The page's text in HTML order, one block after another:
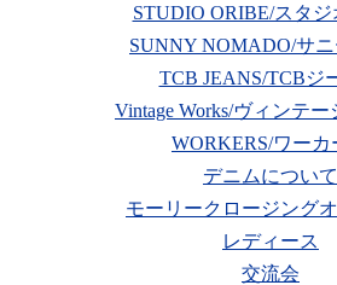
STUDIO ORIBE/スタ
SUNNY NOMADO/サ
TCB JEANS/TCBジ
Vintage Works/ヴィンテ
WORKERS/ワーカ
デニムについて
モーリークロージング
レディース
交流会